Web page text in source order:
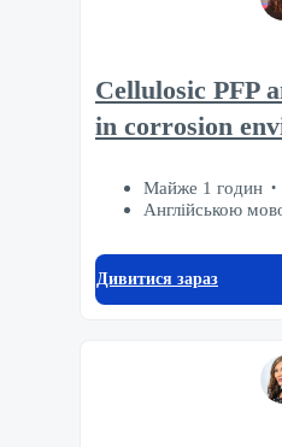
Cellulosic PFP
in corrosion
Майже 1 годин
Англійською
Дивитися зараз